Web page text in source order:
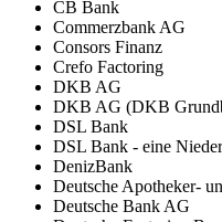
CB Bank
Commerzbank AG
Consors Finanz
Crefo Factoring
DKB AG
DKB AG (DKB
DSL Bank
DSL Bank - eine
DenizBank
Deutsche Apotheker-
Deutsche Bank AG